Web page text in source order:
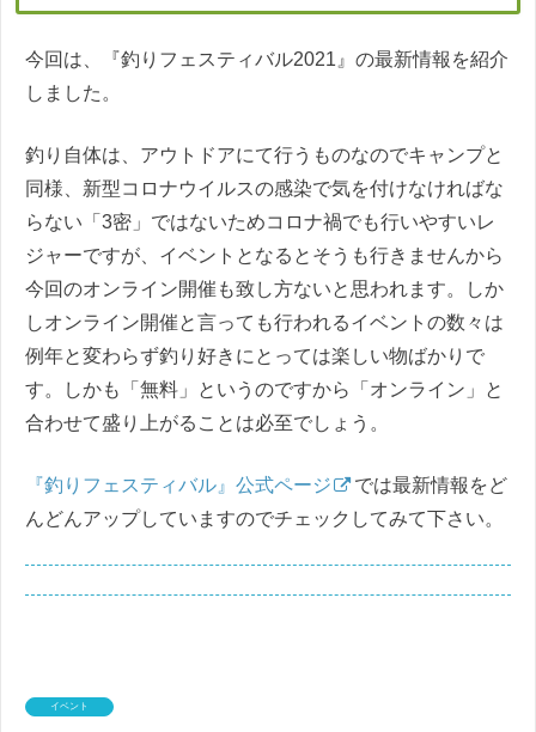
今回は、『釣りフェスティバル2021』の最新情報を紹介
しました。
釣り自体は、アウトドアにて行うものなのでキャンプと
同様、新型コロナウイルスの感染で気を付けなければな
らない「3密」ではないためコロナ禍でも行いやすいレ
ジャーですが、イベントとなるとそうも行きませんから
今回のオンライン開催も致し方ないと思われます。しか
しオンライン開催と言っても行われるイベントの数々は
例年と変わらず釣り好きにとっては楽しい物ばかりで
す。しかも「無料」というのですから「オンライン」と
合わせて盛り上がることは必至でしょう。
『釣りフェスティバル』公式ページ
では最新情報をど
んどんアップしていますのでチェックしてみて下さい。
イベント